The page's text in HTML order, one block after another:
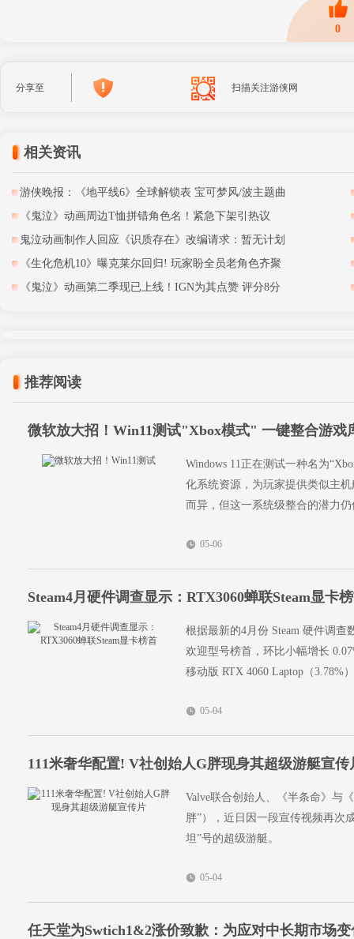
0
分享至 扫描关注游侠网
相关资讯
游侠晚报：《地平线6》全球解锁表 宝可梦风/波主题曲
《鬼泣》动画周边T恤拼错角色名！紧急下架引热议
鬼泣动画制作人回应《识质存在》改编请求：暂无计划
《生化危机10》曝克莱尔回归! 玩家盼全员老角色齐聚
《鬼泣》动画第二季现已上线！IGN为其点赞 评分8分
推荐阅读
微软放大招！Win11测试"Xbox模式" 一键整合游戏
Windows 11正在测试一种名为
化系统资源，为玩家提供类似主
而异，但这一系统级整合的潜力
05-06
Steam4月硬件调查显示：RTX3060蝉联Steam显卡
根据最新的4月份 Steam 硬件调
欢迎型号榜首，环比小幅增长
移动版 RTX 4060 Laptop（3.78%
05-04
111米奢华配置! V社创始人G胖现身其超级游艇宣传
Valve联合创始人、《半条命》与
胖”），近日因一段宣传视频再
坦”号的超级游艇。
05-04
任天堂为Swtich1&2涨价致歉：为应对中长期市场变